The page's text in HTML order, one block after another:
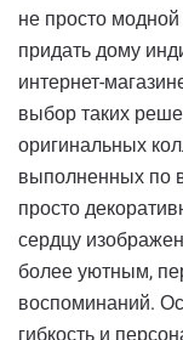
не просто
придать дому
интернет-
выбор таких
оригинальных
выполненных по
просто
сердцу
более уютным,
воспоминаний.
гибкость и